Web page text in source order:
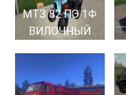
МТЗ 82 ПЭ 1Ф
ВИЛОЧНЫЙ